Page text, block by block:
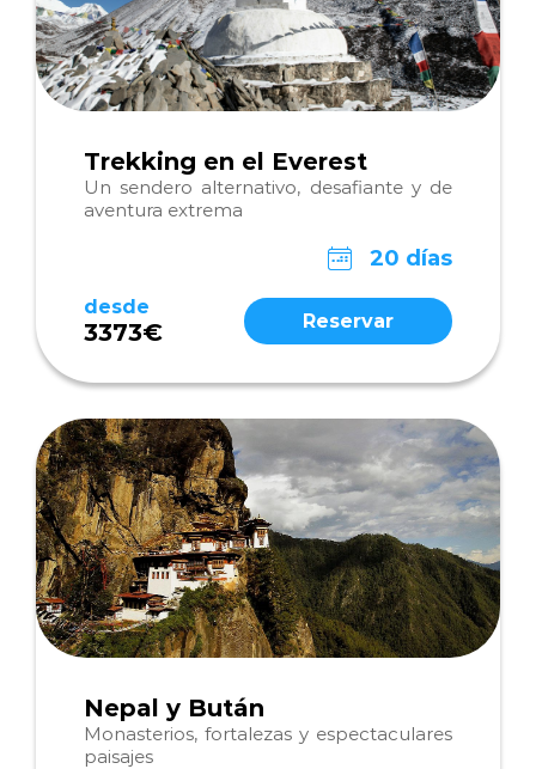
Trekking en el Everest
Un sendero alternativo, desafiante y de
aventura extrema
20 días
desde
3373€ Reservar
Nepal y Bután
Monasterios, fortalezas y espectaculares
paisajes